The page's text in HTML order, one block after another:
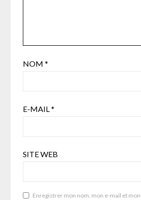
NOM*
E-MAIL*
SITE WEB
Enregistrer mon nom, mon e-mail et